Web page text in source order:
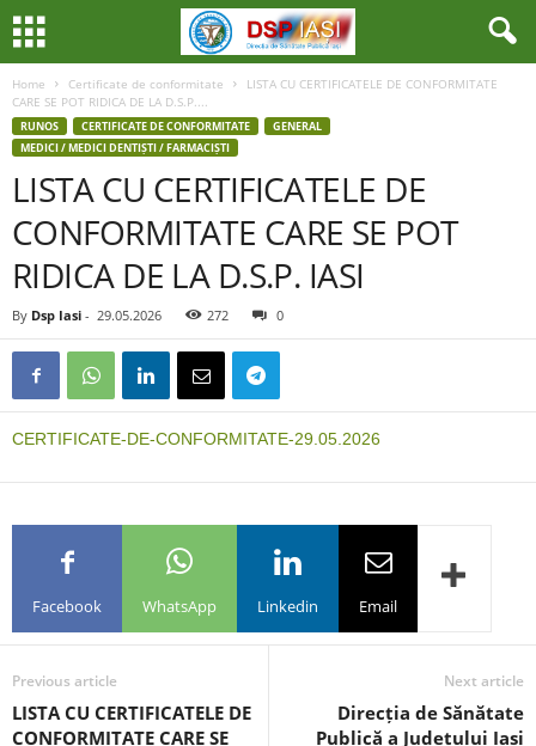
Home Certificate de conformitate
LISTA CU CERTIFICATELE DE CONFORMITATE
CARE SE POT RIDICA DE LA D.S.P....
RUNOS CERTIFICATE DE CONFORMITATE
GENERAL
MEDICI / MEDICI DENTIȘTI / FARMACIȘTI
LISTA CU CERTIFICATELE DE
CONFORMITATE CARE SE POT
RIDICA DE LA D.S.P. IASI
By Dsp Iasi - 29.05.2026 272 0
CERTIFICATE-DE-CONFORMITATE-29.05.2026
Facebook WhatsApp Linkedin Email
Previous article
LISTA CU CERTIFICATELE DE
CONFORMITATE CARE SE
Next article
Direcția de Sănătate
Publică a Județului Iași